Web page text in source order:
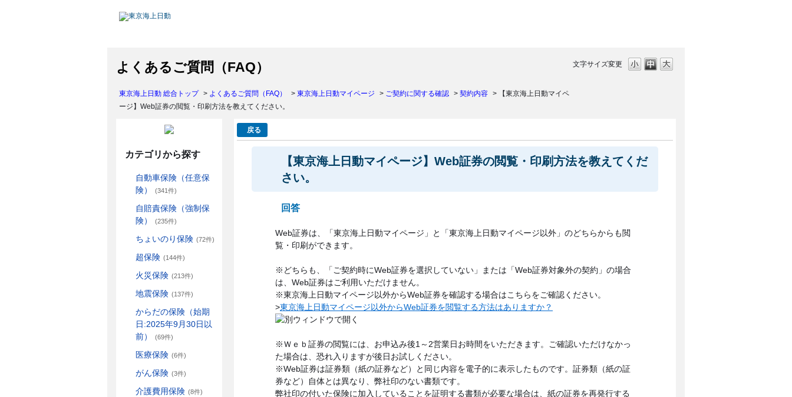
よくあるご質問（FAQ） 文字サイズ変更
東京海上日動 総合トップ > よくあるご質問（FAQ） > 東京海上日動マイページ > ご契約に関する確認 > 契約内容 >
【東京海上日動マイペ
ージ】Web証券の閲覧・印刷方法を教えてください。
カテゴリから探す
自動車保険（任意保
険）
(341件)
自賠責保険（強制保
険）
(235件)
ちょいのり保険 (72件)
超保険 (144件)
火災保険 (213件)
地震保険 (137件)
からだの保険（始期
日:2025年9月30日以
前）
(69件)
医療保険 (6件)
がん保険 (3件)
介護費用保険 (8件)
戻る
【東京海上日動マイページ】Web証券の閲覧・印刷方法を教えてくだ
さい。
回答
Web証券は、「東京海上日動マイページ」と「東京海上日動マイページ以外」のどちらからも閲
覧・印刷ができます。
※どちらも、「ご契約時にWeb証券を選択していない」または「Web証券対象外の契約」の場合
は、Web証券はご利用いただけません。
※東京海上日動マイページ以外からWeb証券を確認する場合はこちらをご確認ください。
>東京海上日動マイページ以外からWeb証券を閲覧する方法はありますか？
※Ｗｅｂ証券の閲覧には、お申込み後1～2営業日お時間をいただきます。ご確認いただけなかっ
た場合は、恐れ入りますが後日お試しください。
※Web証券は証券類（紙の証券など）と同じ内容を電子的に表示したものです。証券類（紙の証
券など）自体とは異なり、弊社印のない書類です。
弊社印の付いた保険に加入していることを証明する書類が必要な場合は、紙の証券を再発行する